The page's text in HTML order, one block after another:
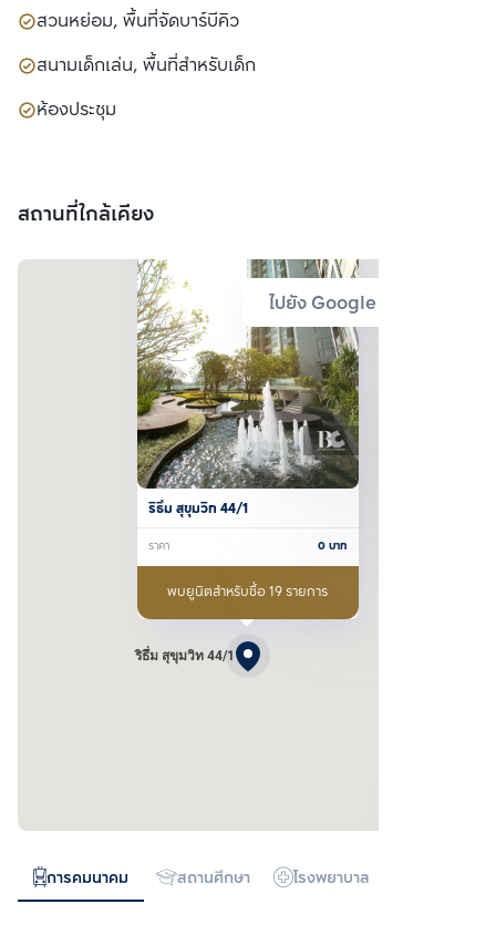
สวนหย่อม, พื้นที่จัดบาร์บีคิว
สนามเด็กเล่น, พื้นที่สำหรับเด็ก
ห้องประชุม
สถานที่ใกล้เคียง
ไปยัง Google Map
ริธึ่ม สุขุมวิท 44/1
ริธึ่ม สุขุมวิท 44/1
ราคา 0บาท
พบยูนิตสำหรับซื้อ 19 รายการ
การคมนาคม สถานศึกษา โรงพยาบาล